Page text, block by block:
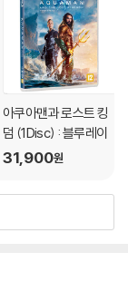
아쿠아맨과 로스트 킹
덤 (1Disc) : 블루레이
31,900원